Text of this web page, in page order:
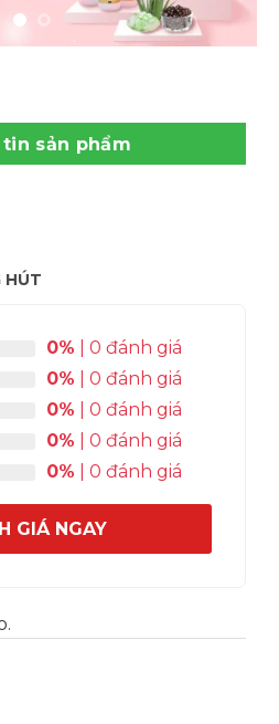
sản phẩm
HÚT
0% | 0 đánh giá
0% | 0 đánh giá
0% | 0 đánh giá
0% | 0 đánh giá
0% | 0 đánh giá
GIÁ NGAY